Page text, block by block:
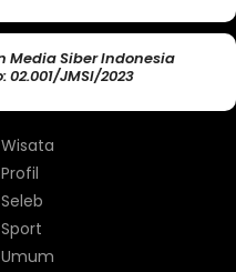
Media Siber Indonesia
02.001/JMSI/2023
Wisata
Profil
Seleb
Sport
Umum